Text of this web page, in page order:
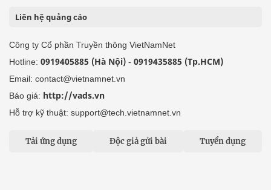
Liên hệ quảng cáo
Công ty Cổ phần Truyền thông VietNamNet
Hotline: 0919405885 (Hà Nội) - 0919435885 (Tp.HCM)
Email: contact@vietnamnet.vn
Báo giá: http://vads.vn
Hỗ trợ kỹ thuật: support@tech.vietnamnet.vn
Tải ứng dụng Độc giả gửi bài Tuyển dụng